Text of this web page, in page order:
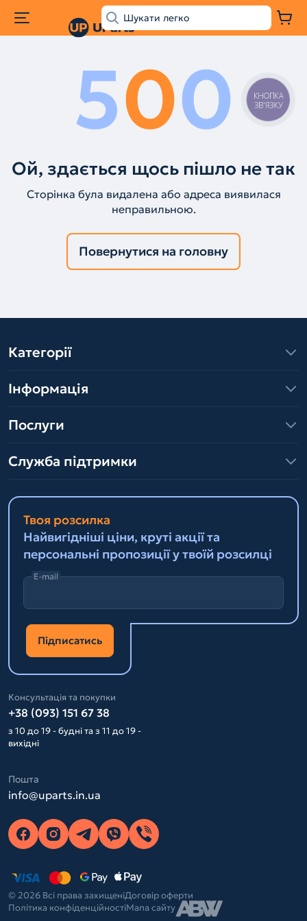
500
Ой, здається щось пішло не так
Сторінка була видалена або адреса виявилася
неправильною.
Повернутися на головну
Категорії
Інформація
Послуги
Служба підтримки
Твоя розсилка
Найвигідніші ціни, круті акції та
персональні пропозиції у твоїй розсилці
E-mail
Підписатись
Консультація та покупки
+38 (093) 151 67 38
з 10 до 19 - будні та з 11 до 19 -
вихідні
Пошта
info@uparts.in.ua
© 2026 Всі права захищеніДоговір оферти
Політика конфіденційностіМапа сайту
КНОПКА
ЗВ'ЯЗКУ